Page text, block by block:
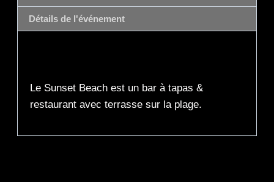
Détails de l'événement
Le Sunset Beach est un bar à tapas &
restaurant avec terrasse sur la plage.